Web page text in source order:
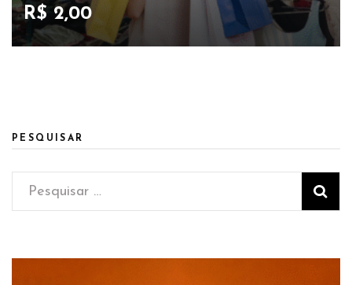
R$ 2,00
PESQUISAR
Pesquisar
por: